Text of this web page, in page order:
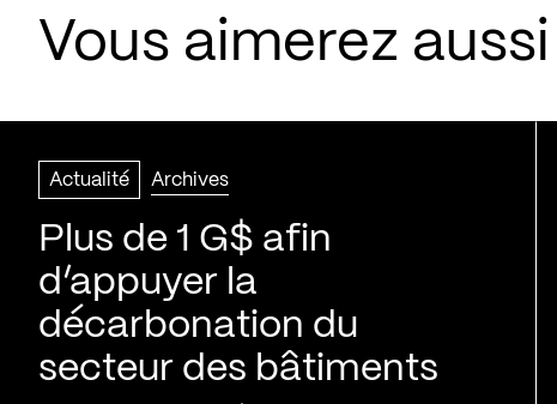
Vous aimerez
Actualité Archives
Plus de 1 G$ afin
d’appuyer la
décarbonation du
secteur des bâtiments